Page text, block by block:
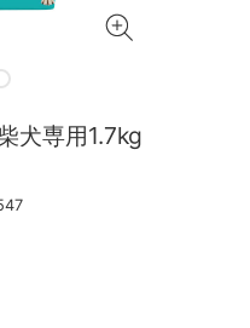
犬専用1.7kg